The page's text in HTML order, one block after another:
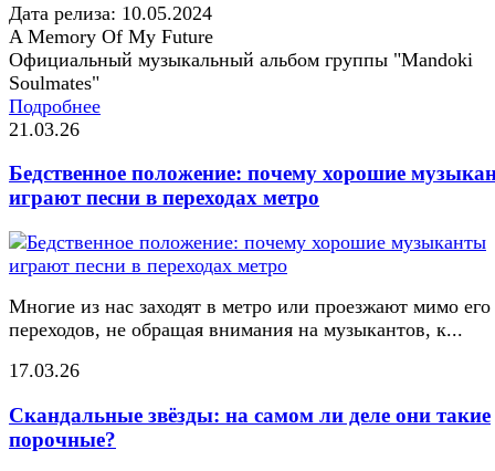
Дата релиза: 10.05.2024
A Memory Of My Future
Официальный музыкальный альбом группы "Mandoki
Soulmates"
Подробнее
21.03.26
Бедственное положение: почему хорошие
играют песни в переходах метро
Многие из нас заходят в метро или проезжают мимо его
переходов, не обращая внимания на музыкантов, к...
17.03.26
Скандальные звёзды: на самом ли деле они такие
порочные?